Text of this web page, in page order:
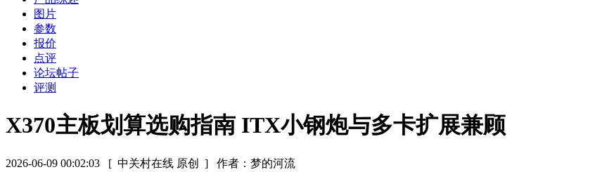
图片
参数
报价
点评
论坛帖子
评测
X370主板划算选购指南 ITX小钢炮与多卡扩展兼顾
2026-06-09 00:02:03 [ 中关村在线 原创 ] 作者：梦的河流